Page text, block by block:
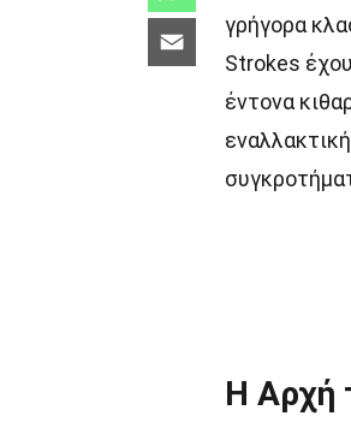
γρήγορα
Strokes
έντονα
Η Αρχή